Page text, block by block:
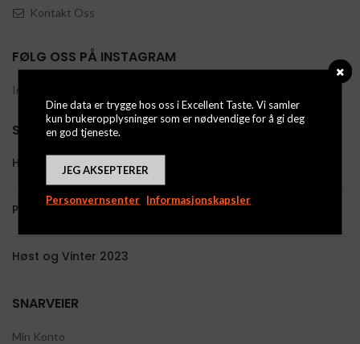
Kontakt Oss
FØLG OSS PÅ INSTAGRAM
Instagram has returned invalid data.
SISTE NYHETER
Høst og Vinter 2024
Påske og Vår 2024
Høst og Vinter 2023
SNARVEIER
Min Konto
Dine data er trygge hos oss i Excellent Taste. Vi samler
kun brukeropplysninger som er nødvendige for å gi deg
en god tjeneste.
JEG AKSEPTERER
Personvernsenter Informasjonskapsler